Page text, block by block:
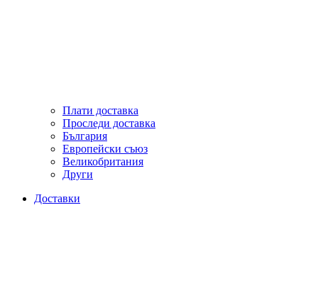
Плати доставка
Проследи доставка
България
Европейски съюз
Великобритания
Други
Доставки